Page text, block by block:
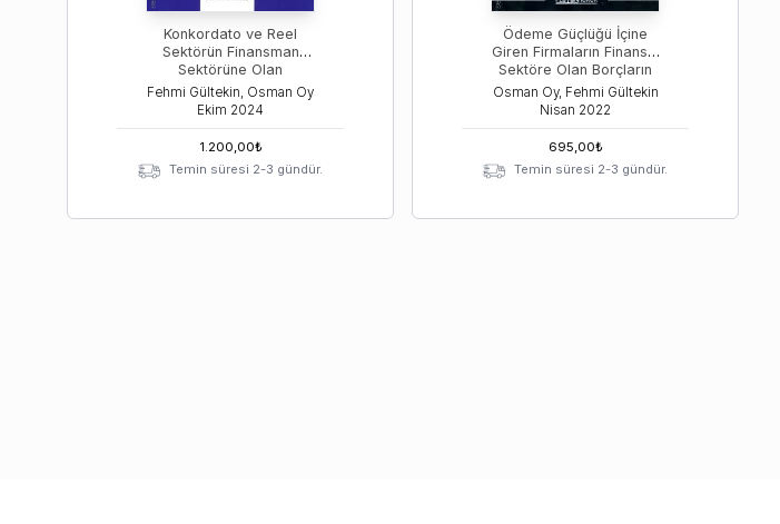
Konkordato ve Reel
Sektörün Finansman
Sektörüne Olan
Borçlarının
Yapılandırılması
Fehmi Gültekin, Osman Oy
Ekim 2024
1.200,00₺
Temin süresi 2-3 gündür.
Ödeme Güçlüğü İçine
Giren Firmaların Finansal
Sektöre Olan Borçların
Yapılandırılması
Osman Oy, Fehmi Gültekin
Nisan 2022
695,00₺
Temin süresi 2-3 gündür.